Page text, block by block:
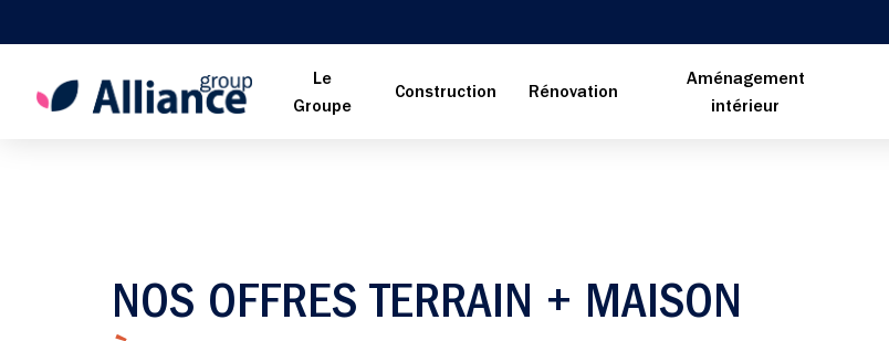
Le
Groupe
Construction Rénovation
Aménagement
intérieur
NOS OFFRES TERRAIN + MAISON